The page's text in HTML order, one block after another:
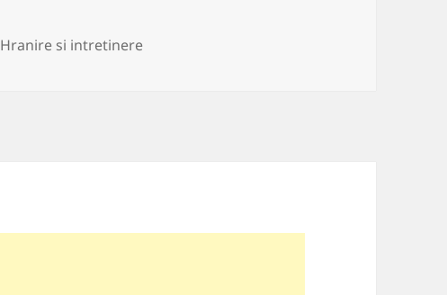
Categorii
Hranire si intretinere